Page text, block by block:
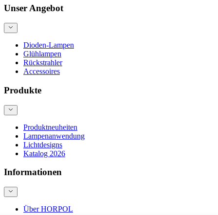
Unser Angebot
Dioden-Lampen
Glühlampen
Rückstrahler
Accessoires
Produkte
Produktneuheiten
Lampenanwendung
Lichtdesigns
Katalog 2026
Informationen
Über HORPOL